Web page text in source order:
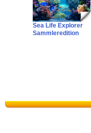
Sea Life Explorer
Sammleredition